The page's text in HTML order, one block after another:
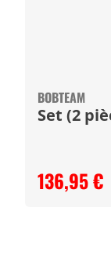
BOBTEAM
136,95 €